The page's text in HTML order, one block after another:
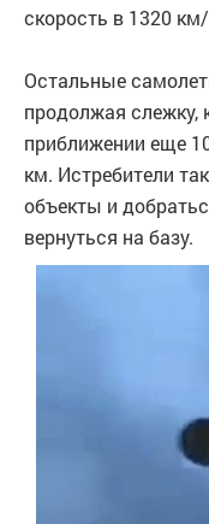
скорость в 1320
Остальные
продолжая слежку,
приближении еще
км. Истребители
объекты и
вернуться на базу.